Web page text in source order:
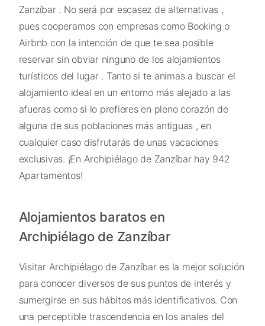
Zanzíbar . No será por escasez de alternativas ,
pues cooperamos con empresas como Booking o
Airbnb con la intención de que te sea posible
reservar sin obviar ninguno de los alojamientos
turísticos del lugar . Tanto si te animas a buscar el
alojamiento ideal en un entorno más alejado a las
afueras como si lo prefieres en pleno corazón de
alguna de sus poblaciones más antiguas , en
cualquier caso disfrutarás de unas vacaciones
exclusivas. ¡En Archipiélago de Zanzíbar hay 942
Apartamentos!
Alojamientos baratos en
Archipiélago de Zanzíbar
Visitar Archipiélago de Zanzíbar es la mejor solución
para conocer diversos de sus puntos de interés y
sumergirse en sus hábitos más identificativos. Con
una perceptible trascendencia en los anales del